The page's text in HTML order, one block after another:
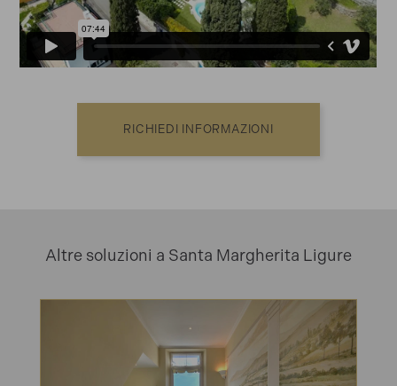
RICHIEDI INFORMAZIONI
Altre soluzioni a Santa Margherita Ligure